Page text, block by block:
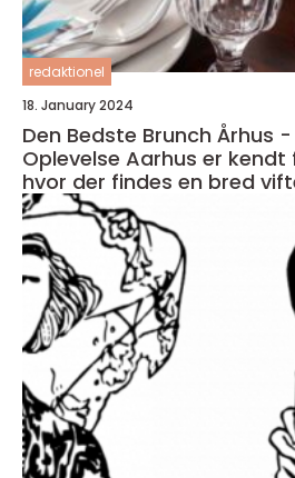
redaktionel
18. January 2024
Den Bedste Brunch Århus -
Oplevelse Aarhus er
hvor der findes en bred
caféer og spisesteder